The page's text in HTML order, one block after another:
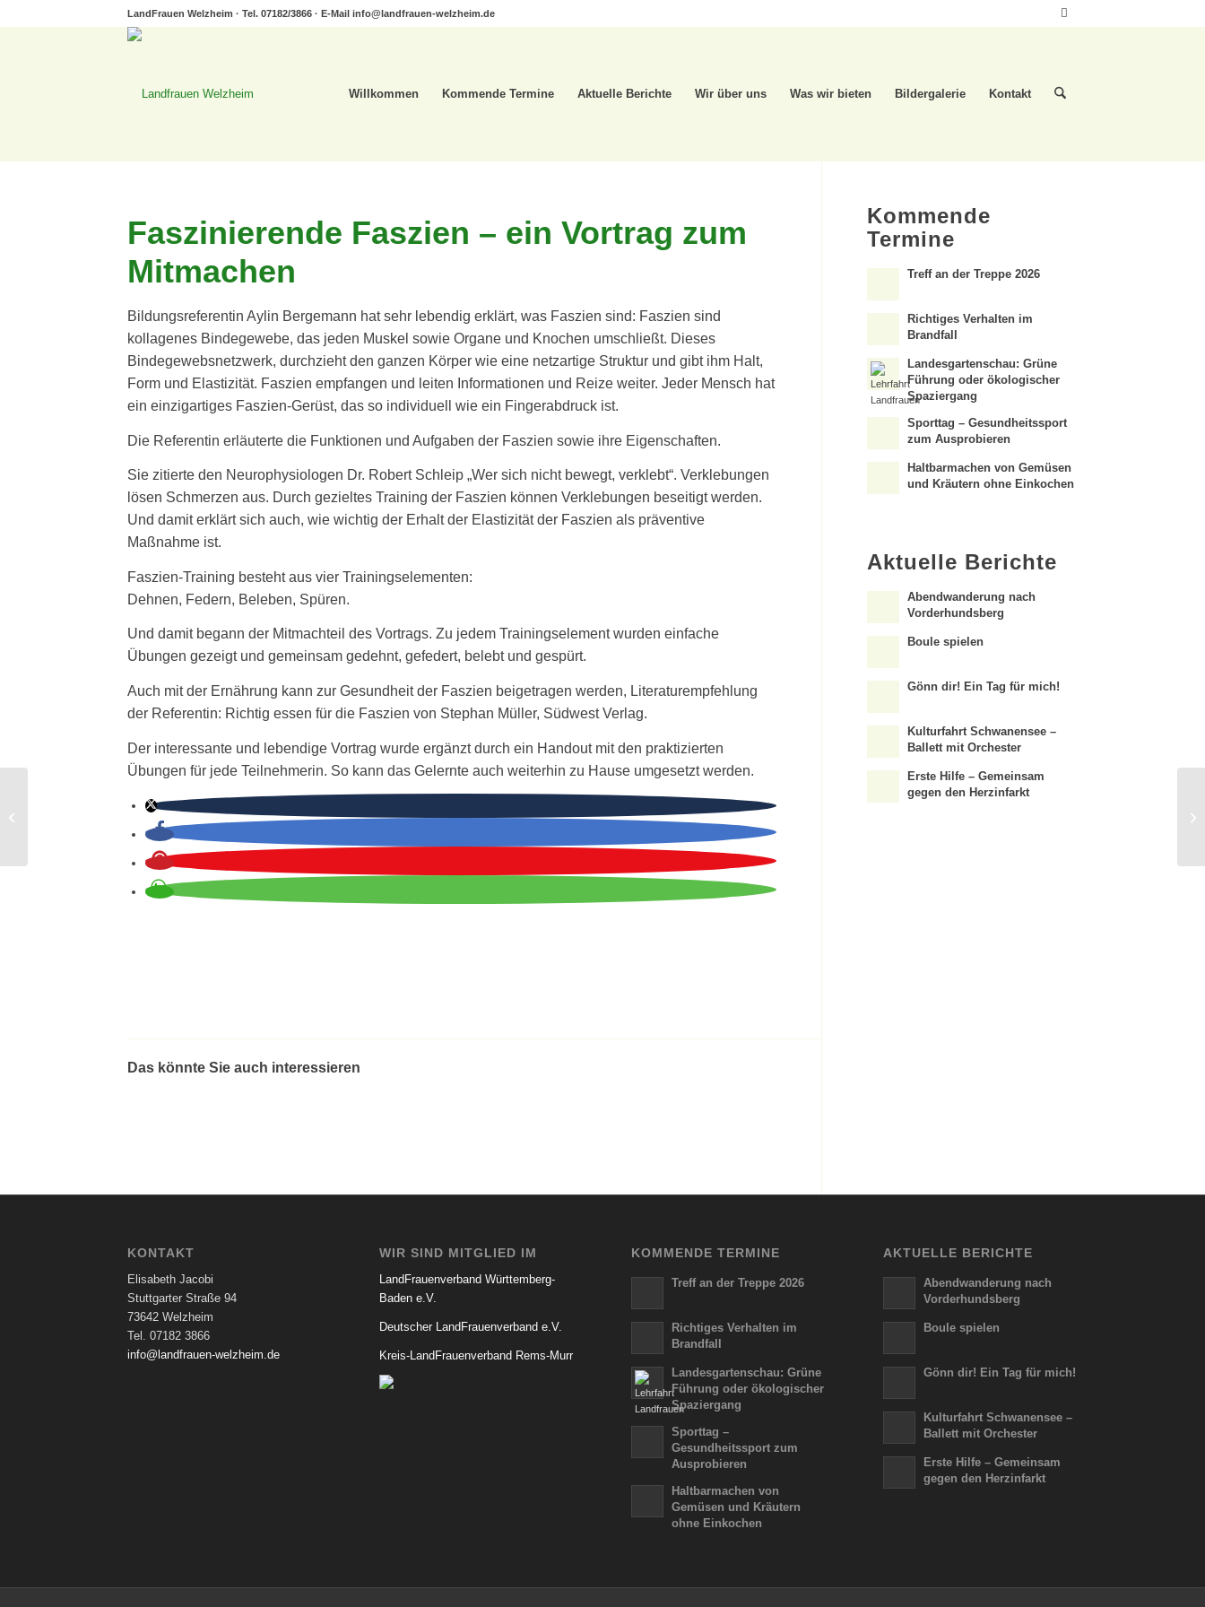
LandFrauen Welzheim · Tel. 07182/3866 · E-Mail info@landfrauen-welzheim.de
Willkommen Kommende Termine Aktuelle Berichte Wir über uns Was wir bieten Bildergalerie Kontakt
Faszinierende Faszien – ein Vortrag zum
Mitmachen
Bildungsreferentin Aylin Bergemann hat sehr lebendig erklärt, was Faszien sind: Faszien sind
kollagenes Bindegewebe, das jeden Muskel sowie Organe und Knochen umschließt. Dieses
Bindegewebsnetzwerk, durchzieht den ganzen Körper wie eine netzartige Struktur und gibt ihm Halt,
Form und Elastizität. Faszien empfangen und leiten Informationen und Reize weiter. Jeder Mensch hat
ein einzigartiges Faszien-Gerüst, das so individuell wie ein Fingerabdruck ist.
Die Referentin erläuterte die Funktionen und Aufgaben der Faszien sowie ihre Eigenschaften.
Sie zitierte den Neurophysiologen Dr. Robert Schleip „Wer sich nicht bewegt, verklebt“. Verklebungen
lösen Schmerzen aus. Durch gezieltes Training der Faszien können Verklebungen beseitigt werden.
Und damit erklärt sich auch, wie wichtig der Erhalt der Elastizität der Faszien als präventive
Maßnahme ist.
Faszien-Training besteht aus vier Trainingselementen:
Dehnen, Federn, Beleben, Spüren.
Und damit begann der Mitmachteil des Vortrags. Zu jedem Trainingselement wurden einfache
Übungen gezeigt und gemeinsam gedehnt, gefedert, belebt und gespürt.
Auch mit der Ernährung kann zur Gesundheit der Faszien beigetragen werden, Literaturempfehlung
der Referentin: Richtig essen für die Faszien von Stephan Müller, Südwest Verlag.
Der interessante und lebendige Vortrag wurde ergänzt durch ein Handout mit den praktizierten
Übungen für jede Teilnehmerin. So kann das Gelernte auch weiterhin zu Hause umgesetzt werden.
Das könnte Sie auch interessieren
Kommende
Termine
Treff an der Treppe 2026
Richtiges Verhalten im
Brandfall
Landesgartenschau: Grüne
Führung oder ökologischer
Spaziergang
Sporttag – Gesundheitssport
zum Ausprobieren
Haltbarmachen von Gemüsen
und Kräutern ohne Einkochen
Aktuelle Berichte
Abendwanderung nach
Vorderhundsberg
Boule spielen
Gönn dir! Ein Tag für mich!
Kulturfahrt Schwanensee –
Ballett mit Orchester
Erste Hilfe – Gemeinsam
gegen den Herzinfarkt
KONTAKT
Elisabeth Jacobi
Stuttgarter Straße 94
73642 Welzheim
Tel. 07182 3866
info@landfrauen-welzheim.de
WIR SIND MITGLIED IM
LandFrauenverband Württemberg-
Baden e.V.
Deutscher LandFrauenverband e.V.
Kreis-LandFrauenverband Rems-Murr
KOMMENDE TERMINE
Treff an der Treppe 2026
Richtiges Verhalten im
Brandfall
Landesgartenschau: Grüne
Führung oder ökologischer
Spaziergang
Sporttag –
Gesundheitssport zum
Ausprobieren
Haltbarmachen von
Gemüsen und Kräutern
ohne Einkochen
AKTUELLE BERICHTE
Abendwanderung nach
Vorderhundsberg
Boule spielen
Gönn dir! Ein Tag für mich!
Kulturfahrt Schwanensee –
Ballett mit Orchester
Erste Hilfe – Gemeinsam
gegen den Herzinfarkt